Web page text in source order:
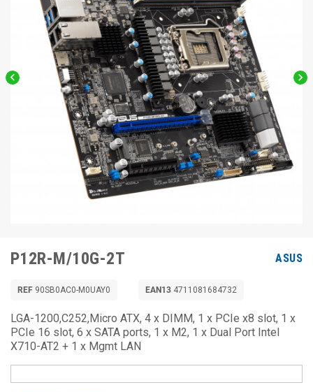
 
P12R-M/10G-2T ASUS
REF 90SB0AC0-M0UAY0 EAN13 4711081684732
LGA-1200,C252,Micro ATX, 4 x DIMM, 1 x PCIe x8 slot, 1 x
PCIe 16 slot, 6 x SATA ports, 1 x M2, 1 x Dual Port Intel
X710-AT2 + 1 x Mgmt LAN